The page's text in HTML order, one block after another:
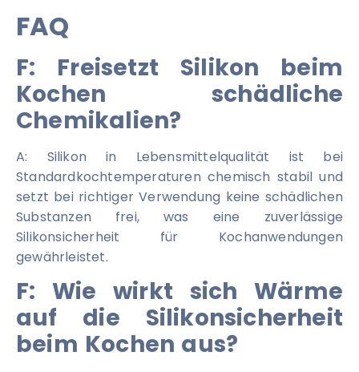
FAQ
F: Freisetzt Silikon beim
Kochen schädliche
Chemikalien?
A: Silikon in Lebensmittelqualität ist bei
Standardkochtemperaturen chemisch stabil und
setzt bei richtiger Verwendung keine schädlichen
Substanzen frei, was eine zuverlässige
Silikonsicherheit für Kochanwendungen
gewährleistet.
F: Wie wirkt sich Wärme
auf die Silikonsicherheit
beim Kochen aus?